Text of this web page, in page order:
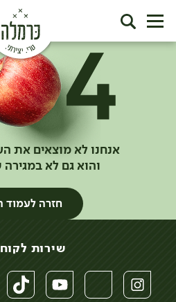
אנחנו לא מוצאים את
והוא גם לא
חזרה לעמוד
שירות